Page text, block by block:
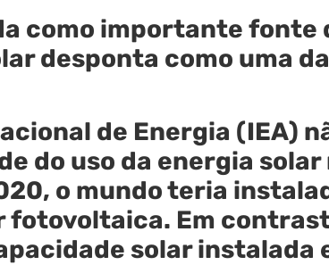
como importante fonte
desponta como uma
de Energia (IEA)
do uso da energia
o mundo teria
fotovoltaica. Em
solar instalada